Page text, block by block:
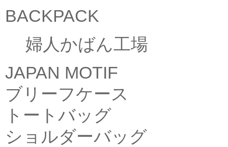
BACKPACK
婦人かばん工場
JAPAN MOTIF
ブリーフケース
トートバッグ
ショルダーバッグ